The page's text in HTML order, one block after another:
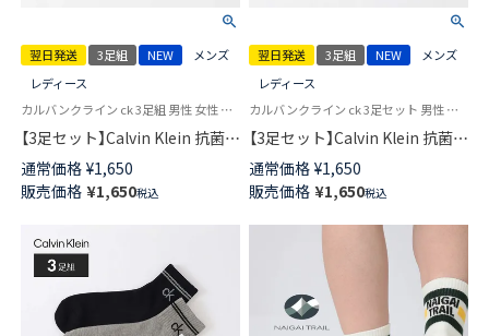
翌日発送 3足組 NEW
メンズ
レディース
カルバンクライン ck 3足組 男性 女性 靴下
【3足セット】Calvin Klein 抗菌防
臭 甲&足底メッシュ 通気性がよ
くムレを軽減 ワンポイント ス
ニーカー丈 ソックス カジュア
ル レディース メンズ 【365日最
短翌日発送】 92572505
通常価格 ¥1,650
販売価格 ¥1,650税込
翌日発送 3足組 NEW
メンズ
レディース
カルバンクライン ck 3足セット 男性 女性 靴下
【3足セット】Calvin Klein 抗菌防
臭 甲メッシュ ワンポイント シ
ョート丈 ソックス カジュアル
レディース メンズ 【365日最短
翌日発送】92572504
通常価格 ¥1,650
販売価格 ¥1,650税込